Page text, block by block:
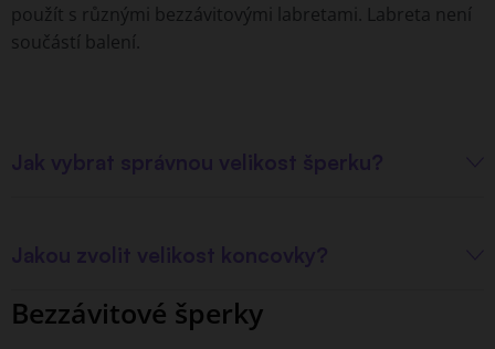
použít s různými bezzávitovými labretami. Labreta není
součástí balení.
Bezzávitové šperky